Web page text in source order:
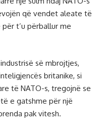
që vendet aleate të
t’u përballur me
së mbrojtjes,
britanike, si
të NATO-s, tregojnë se
e gatshme për një
pak vitesh.